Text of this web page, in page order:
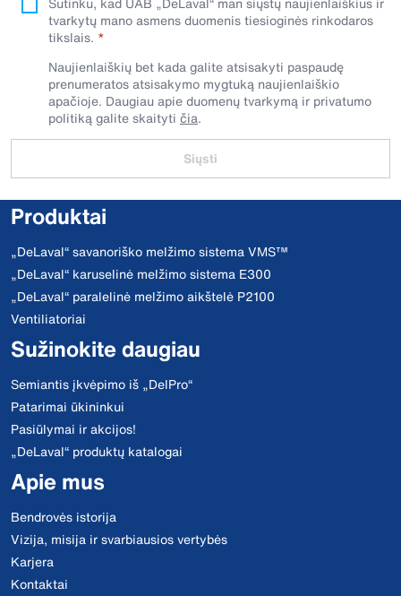
tvarkytų mano asmens duomenis tiesioginės rinkodaros
tikslais.
Naujienlaiškių bet kada galite atsisakyti paspaudę
prenumeratos atsisakymo mygtuką naujienlaiškio
apačioje. Daugiau apie duomenų tvarkymą ir privatumo
politiką galite skaityti čia.
Siųsti
Produktai
„DeLaval“ savanoriško melžimo sistema VMS™
„DeLaval“ karuselinė melžimo sistema E300
„DeLaval“ paralelinė melžimo aikštelė P2100
Ventiliatoriai
Sužinokite daugiau
Semiantis įkvėpimo iš „DelPro“
Patarimai ūkininkui
Pasiūlymai ir akcijos!
„DeLaval“ produktų katalogai
Apie mus
Bendrovės istorija
Vizija, misija ir svarbiausios vertybės
Karjera
Kontaktai